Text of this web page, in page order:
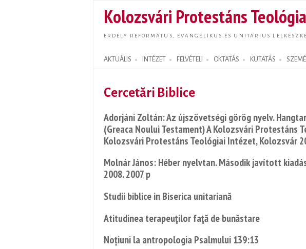
Kolozsvári Protestáns
ERDÉLY REFORMÁTUS, EVANGÉLIKUS ÉS UNITÁRIUS
AKTUÁLIS INTÉZET FELVÉTELI OKTATÁS KUTATÁS
Search form
Cercetări Biblice
Adorjáni Zoltán: Az újszövetségi görög nyelv.
(Greaca Noului Testament) A Kolozsvári
Kolozsvári Protestáns Teológiai Intézet, Kolozsvár
Molnár János: Héber nyelvtan. Második javított
2008. 2007 p
Studii biblice in Biserica unitariană
Atitudinea terapeuţilor faţă de bunăstare
Noțiuni la antropologia Psalmului 139:13